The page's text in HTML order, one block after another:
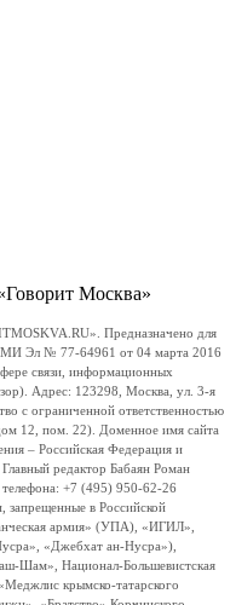
Москва»
Предназначено для
СМИ Эл № 77-64961 от 04 марта 2016
связи, информационных
Адрес: 123298, Москва, ул. 3-я
с ограниченной ответственностью
12, пом. 22). Доменное имя сайта
– Российская Федерация и
редактор Бабаян Роман
+7 (495) 950-62-26
запрещенные в Российской
армия» (УПА), «ИГИЛ»,
«Джебхат ан-Нусра»),
Шам», Национал-Большевистская
крымско-татарского